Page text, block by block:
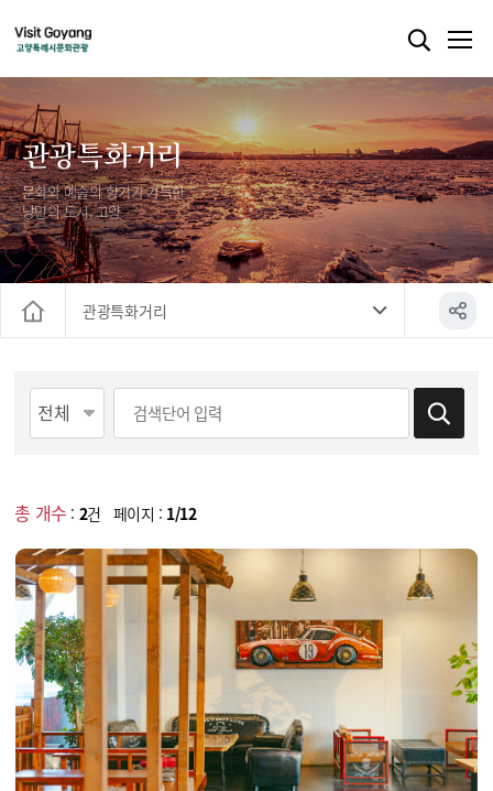
관광특화거리
문화와 예술의 향기가 가득한
낭만의 도시, 고양
관광특화거리
총 개수 : 2건 페이지 : 1/12